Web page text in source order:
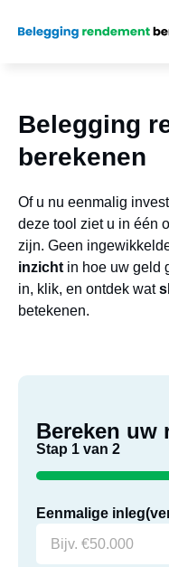
Belegging
berekenen
Of u nu eenmalig
deze tool ziet u in één
zijn. Geen
inzicht in hoe uw geld
in, klik, en ontdek wat
betekenen.
Bereken uw
Stap 1 van 2
50%
Eenmalige inleg